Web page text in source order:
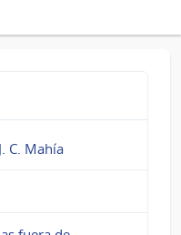
C. Mahía